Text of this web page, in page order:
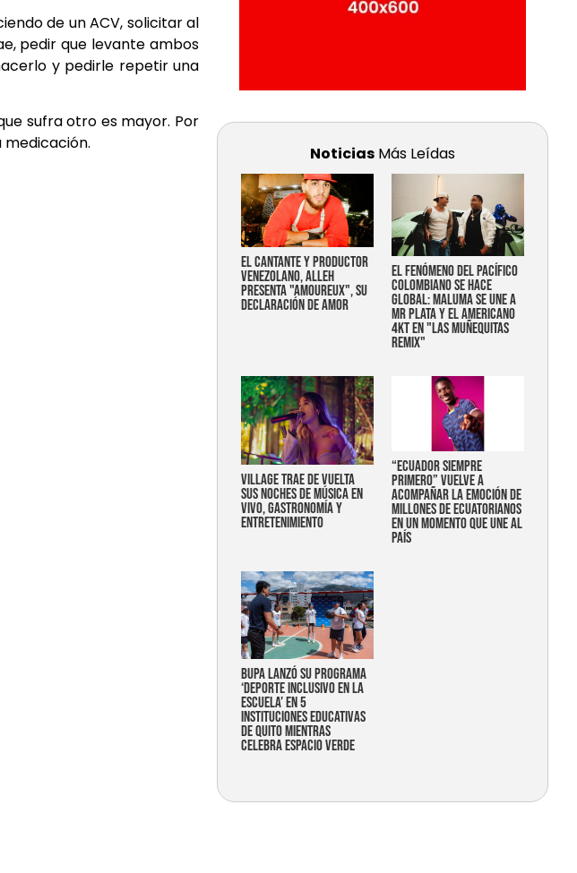
de un ACV, solicitar al
pedir que levante ambos
y pedirle repetir una
sufra otro es mayor. Por
medicación.
Noticias Más Leídas
EL CANTANTE Y PRODUCTOR
VENEZOLANO, ALLEH
PRESENTA "AMOUREUX", SU
DECLARACIÓN DE AMOR
EL FENÓMENO DEL PACÍFICO
COLOMBIANO SE HACE
GLOBAL: MALUMA SE UNE A
MR PLATA Y EL AMERICANO
4KT EN "LAS MUÑEQUITAS
REMIX"
Village trae de vuelta
sus noches de música en
vivo, gastronomía y
entretenimiento
“Ecuador siempre
primero” vuelve a
acompañar la emoción de
millones de ecuatorianos
en un momento que une al
país
Bupa lanzó su programa
‘Deporte Inclusivo en la
Escuela’ en 5
instituciones educativas
de Quito mientras
celebra espacio verde